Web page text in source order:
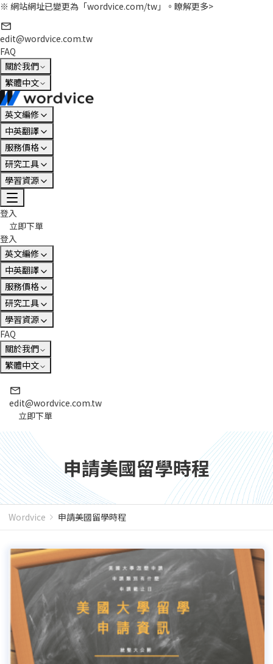
※ 網站網址已變更為「wordvice.com/tw」。 瞭解更多>
edit@wordvice.com.tw
FAQ
關於我們
繁體中文
英文編修
中英翻譯
服務價格
研究工具
學習資源
登入
立即下單
登入
英文編修
中英翻譯
服務價格
研究工具
學習資源
FAQ
關於我們
繁體中文
edit@wordvice.com.tw
立即下單
申請美國留學時程
Wordvice 申請美國留學時程